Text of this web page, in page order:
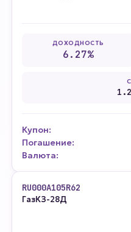
ДОХОДНОСТЬ
6.27%
Купон:
Погашение:
Валюта:
RU000A105R62
ГазКЗ-28Д